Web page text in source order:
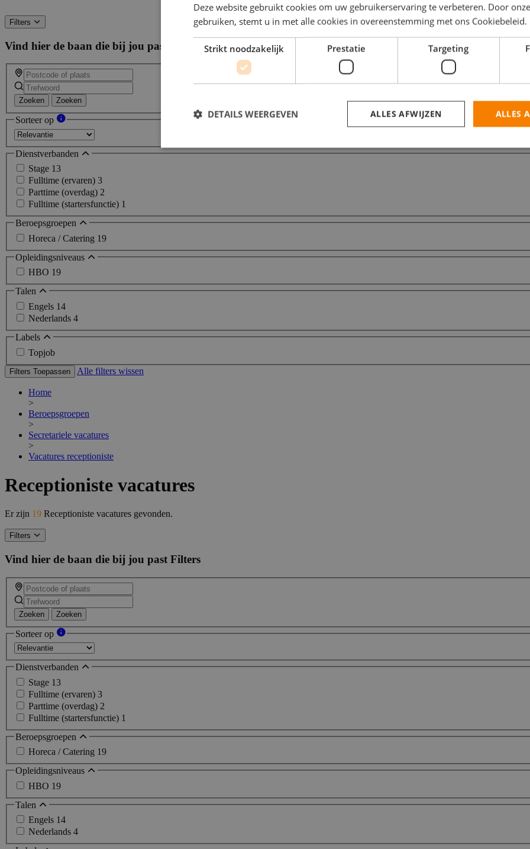
Filters
Vind hier de baan die bij jou past
Zoeken Zoeken
Sorteer op
Dienstverbanden
Stage 13
Fulltime (ervaren) 3
Parttime (overdag) 2
Fulltime (startersfunctie) 1
Beroepsgroepen
Horeca / Catering 19
Opleidingsniveaus
HBO 19
Talen
Engels 14
Nederlands 4
Labels
Topjob
Filters Toepassen Alle filters wissen
Home
>
Beroepsgroepen
>
Secretariele vacatures
>
Vacatures receptioniste
Receptioniste vacatures
Er zijn 19 Receptioniste vacatures gevonden.
Filters
Vind hier de baan die bij jou past Filters
Zoeken Zoeken
Sorteer op
Dienstverbanden
Stage 13
Fulltime (ervaren) 3
Parttime (overdag) 2
Fulltime (startersfunctie) 1
Beroepsgroepen
Horeca / Catering 19
Opleidingsniveaus
HBO 19
Talen
Engels 14
Nederlands 4
Deze website gebruikt cookies om uw gebruikerservaring te verbeteren. Door
gebruiken, stemt u in met alle cookies in overeenstemming met ons Cookiebeleid.
Strikt noodzakelijk Prestatie Targeting
ALLES
ALLES AFWIJZEN
DETAILS WEERGEVEN